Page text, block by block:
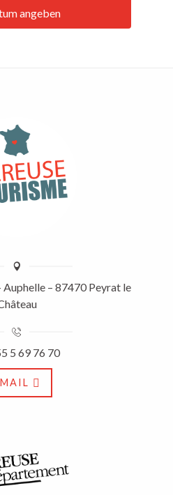
angeben
– 87470 Peyrat le
5 69 76 70